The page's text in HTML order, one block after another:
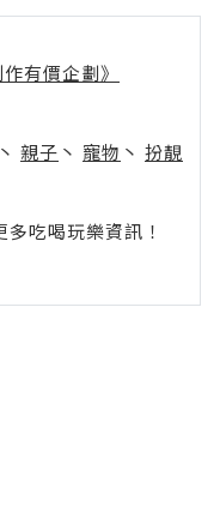
有價企劃》
丶 親子 丶 寵物 丶 扮靚
吃喝玩樂資訊！